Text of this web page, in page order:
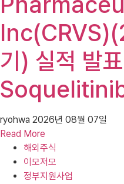
기) 실적 발
ryohwa 2026년 08월 07일
Read More
해외주식
이모저모
정부지원사업